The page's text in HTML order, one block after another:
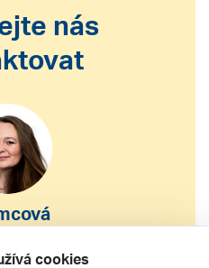
nás
nákupem
cookies